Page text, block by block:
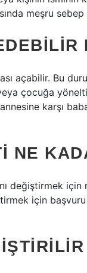
meşru
açabilir. Bu
çocuğa
karşı
NE
değiştirmek için
için başvuru